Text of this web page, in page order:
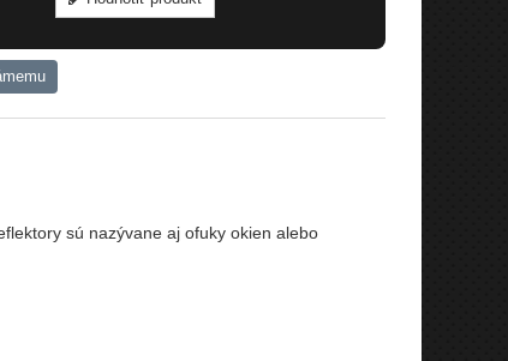
sú nazývane aj ofuky okien alebo